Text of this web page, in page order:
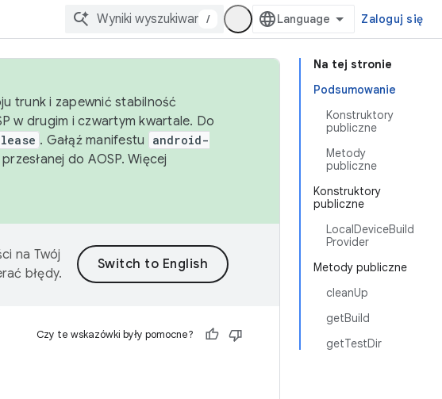
/ Zaloguj się
Na tej stronie
Podsumowanie
Konstruktory
publiczne
Metody
publiczne
Konstruktory
publiczne
LocalDeviceBuild
Provider
Metody publiczne
cleanUp
getBuild
getTestDir
trunk i zapewnić stabilność
w drugim i czwartym kwartale. Do
. Gałąź manifestu
android-
do AOSP. Więcej
na Twój
błędy.
Czy te wskazówki były pomocne?